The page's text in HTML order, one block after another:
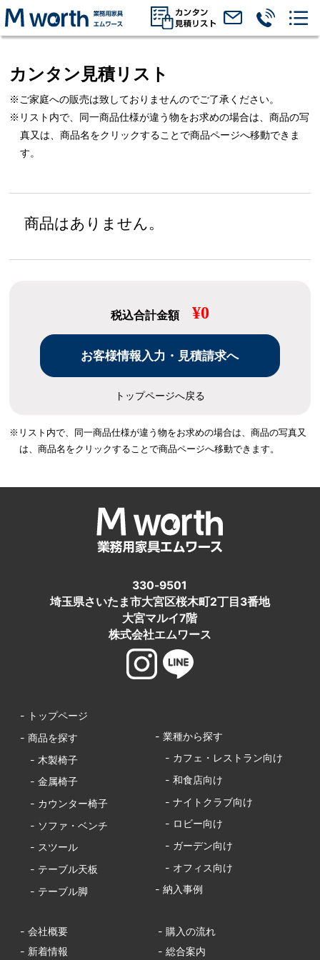
カンタン見積リスト
※ご家庭への販売は致しておりませんのでご了承ください。
※リスト内で、同一商品仕様が違う物をお求めの場合は、商品の写
真又は、商品名をクリックすることで商品ページへ移動できま
す。
商品はありません。
税込合計金額 ¥0
トップページへ戻る
※リスト内で、同一商品仕様が違う物をお求めの場合は、商品の写真又
は、商品名をクリックすることで商品ページへ移動できます。
330-9501
埼玉県さいたま市大宮区桜木町2丁目3番地
大宮マルイ7階
株式会社エムワース
- トップページ
- 商品を探す
- 木製椅子
- 金属椅子
- カウンター椅子
- ソファ・ベンチ
- スツール
- テーブル天板
- テーブル脚
- 業種から探す
- カフェ・レストラン向け
- 和食店向け
- ナイトクラブ向け
- ロビー向け
- ガーデン向け
- オフィス向け
- 納入事例
- 会社概要
- 購入の流れ
- 新着情報
- 総合案内